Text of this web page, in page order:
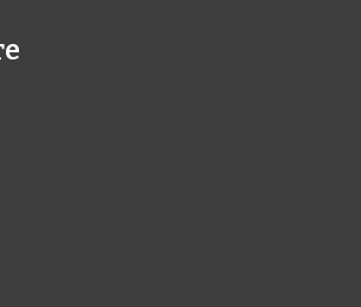
Rose CA 117(2)